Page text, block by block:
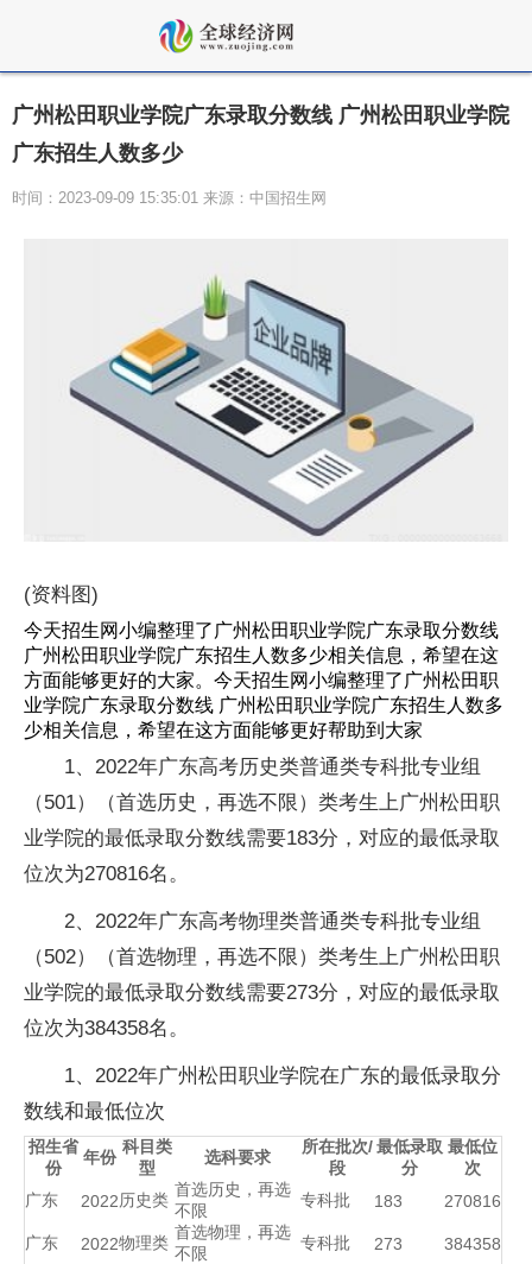
广州松田职业学院广东录取分数线 广州松田职业学院
广东招生人数多少
时间：2023-09-09 15:35:01 来源：中国招生网
(资料图)
今天招生网小编整理了广州松田职业学院广东录取分数线
广州松田职业学院广东招生人数多少相关信息，希望在这
方面能够更好的大家。今天招生网小编整理了广州松田职
业学院广东录取分数线 广州松田职业学院广东招生人数多
少相关信息，希望在这方面能够更好帮助到大家
1、2022年广东高考历史类普通类专科批专业组
（501）（首选历史，再选不限）类考生上广州松田职
业学院的最低录取分数线需要183分，对应的最低录取
位次为270816名。
2、2022年广东高考物理类普通类专科批专业组
（502）（首选物理，再选不限）类考生上广州松田职
业学院的最低录取分数线需要273分，对应的最低录取
位次为384358名。
1、2022年广州松田职业学院在广东的最低录取分
数线和最低位次
招生省
份
年份
科目类
型
选科要求
所在批次/
段
最低录取
分
最低位
次
广东
2022历史类
首选历史，再选
不限
专科批 183 270816
广东 2022物理类
首选物理，再选
不限
专科批 273 384358